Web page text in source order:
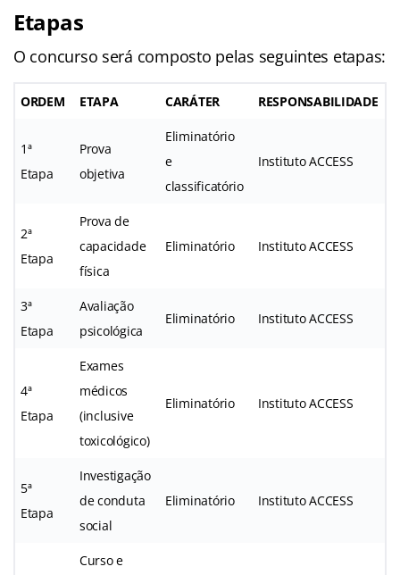
Etapas
O concurso será composto pelas seguintes etapas:
ORDEM ETAPA CARÁTER RESPONSABILIDADE
1ª
Etapa
Prova
objetiva
Eliminatório
e
classificatório
Instituto ACCESS
2ª
Etapa
Prova de
capacidade
física
Eliminatório Instituto ACCESS
3ª
Etapa
Avaliação
psicológica
Eliminatório Instituto ACCESS
4ª
Etapa
Exames
médicos
(inclusive
toxicológico)
Eliminatório Instituto ACCESS
5ª
Etapa
Investigação
de conduta
social
Eliminatório Instituto ACCESS
Curso e